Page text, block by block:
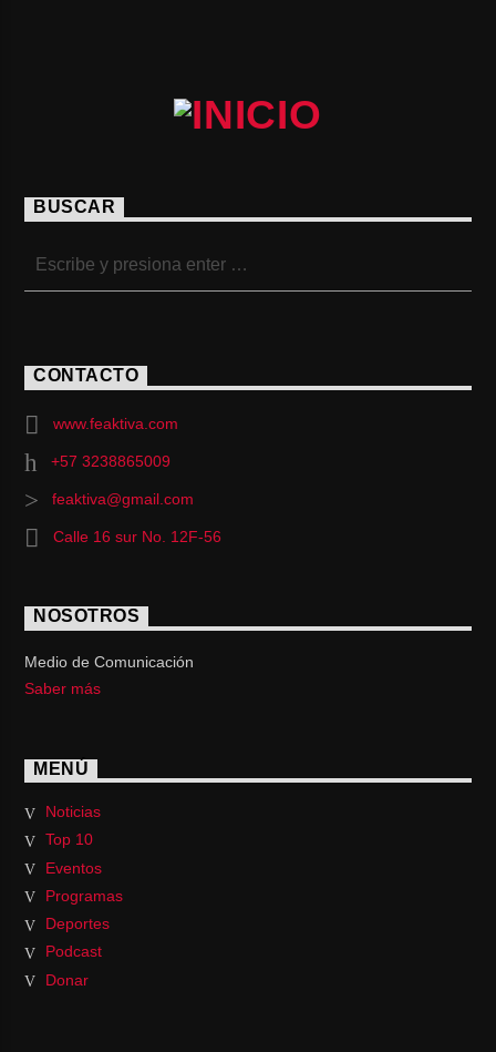
BUSCAR
CONTACTO
www.feaktiva.com
+57 3238865009
feaktiva@gmail.com
Calle 16 sur No. 12F-56
NOSOTROS
Medio de Comunicación
Saber más
MENÚ
Noticias
Top 10
Eventos
Programas
Deportes
Podcast
Donar